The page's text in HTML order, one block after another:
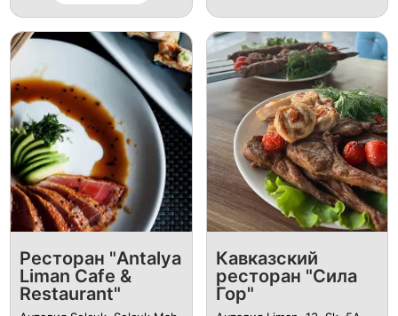
Ресторан "Antalya
Liman Cafe &
Restaurant"
Кавказский
ресторан "Сила
Гор"